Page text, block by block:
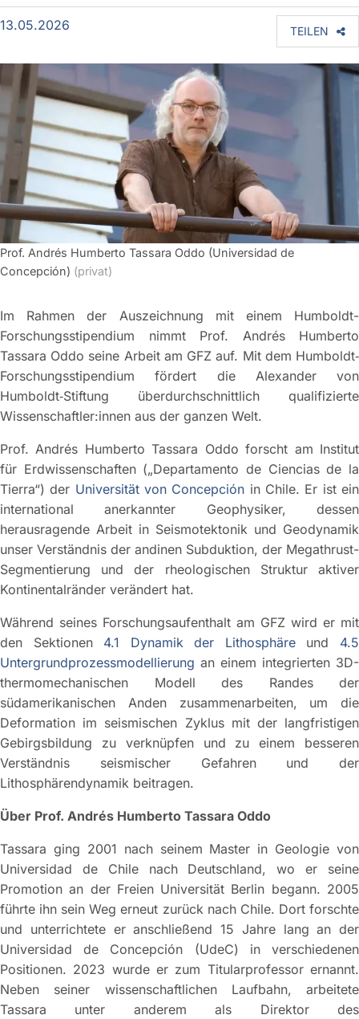
13.05.2026 TEILEN
Prof. Andrés Humberto Tassara Oddo (Universidad de
Concepción) (privat)
Im Rahmen der Auszeichnung mit einem Humboldt-
Forschungsstipendium nimmt Prof. Andrés Humberto
Tassara Oddo seine Arbeit am GFZ auf. Mit dem Humboldt‐
Forschungsstipendium fördert die Alexander von
Humboldt‐Stiftung überdurchschnittlich qualifizierte
Wissenschaftler:innen aus der ganzen Welt.
Prof. Andrés Humberto Tassara Oddo forscht am Institut
für Erdwissenschaften („Departamento de Ciencias de la
Tierra“) der Universität von Concepción in Chile. Er ist ein
international anerkannter Geophysiker, dessen
herausragende Arbeit in Seismotektonik und Geodynamik
unser Verständnis der andinen Subduktion, der Megathrust-
Segmentierung und der rheologischen Struktur aktiver
Kontinentalränder verändert hat.
Während seines Forschungsaufenthalt am GFZ wird er mit
den Sektionen 4.1 Dynamik der Lithosphäreund 4.5
Untergrundprozessmodellierung an einem integrierten 3D-
thermomechanischen Modell des Randes der
südamerikanischen Anden zusammenarbeiten, um die
Deformation im seismischen Zyklus mit der langfristigen
Gebirgsbildung zu verknüpfen und zu einem besseren
Verständnis seismischer Gefahren und der
Lithosphärendynamik beitragen.
Über Prof. Andrés Humberto Tassara Oddo
Tassara ging 2001 nach seinem Master in Geologie von
Universidad de Chile nach Deutschland, wo er seine
Promotion an der Freien Universität Berlin begann. 2005
führte ihn sein Weg erneut zurück nach Chile. Dort forschte
und unterrichtete er anschließend 15 Jahre lang an der
Universidad de Concepción (UdeC) in verschiedenen
Positionen. 2023 wurde er zum Titularprofessor ernannt.
Neben seiner wissenschaftlichen Laufbahn, arbeitete
Tassara unter anderem als Direktor des